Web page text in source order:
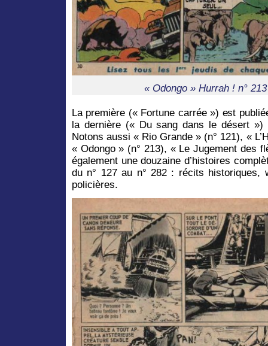
« Odongo » Hurrah ! n°
La première (« Fortune carrée ») est
la dernière (« Du sang dans le désert »)
Notons aussi « Rio Grande » (n° 121), «
« Odongo » (n° 213), « Le Jugement des
également une douzaine d’histoires
du n° 127 au n° 282 : récits historiques,
policières.